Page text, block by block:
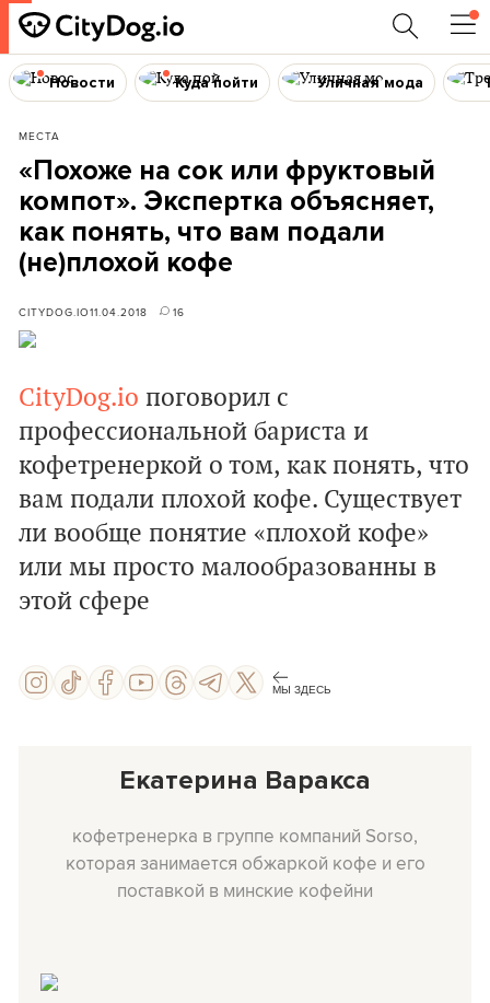
Новости Куда пойти Уличная мода
МЕСТА
«Похоже на сок или фруктовый
компот». Экспертка объясняет,
как понять, что вам подали
(не)плохой кофе
CITYDOG.IO11.04.2018 16
CityDog.io поговорил с
профессиональной бариста и
кофетренеркой о том, как понять, что
вам подали плохой кофе. Существует
ли вообще понятие «плохой кофе»
или мы просто малообразованны в
этой сфере
МЫ ЗДЕСЬ
Екатерина Варакса
кофетренерка в группе компаний Sorso,
которая занимается обжаркой кофе и его
поставкой в минские кофейни